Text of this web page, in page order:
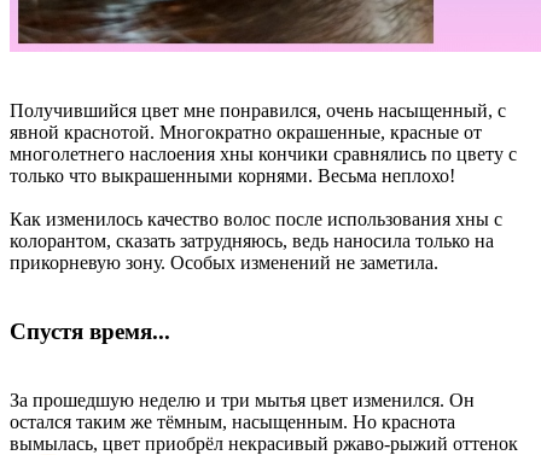
Получившийся цвет мне понравился, очень насыщенный, с
явной краснотой. Многократно окрашенные, красные от
многолетнего наслоения хны кончики сравнялись по цвету с
только что выкрашенными корнями. Весьма неплохо!
Как изменилось качество волос после использования хны с
колорантом, сказать затрудняюсь, ведь наносила только на
прикорневую зону. Особых изменений не заметила.
Спустя время...
За прошедшую неделю и три мытья цвет изменился. Он
остался таким же тёмным, насыщенным. Но краснота
вымылась, цвет приобрёл некрасивый ржаво-рыжий оттенок